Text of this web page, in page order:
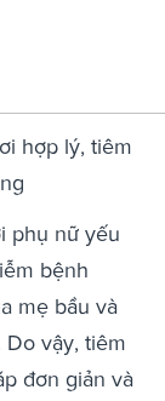
hợp lý, tiêm
phụ nữ yếu
bệnh
mẹ bầu và
Do vậy, tiêm
đơn giản và